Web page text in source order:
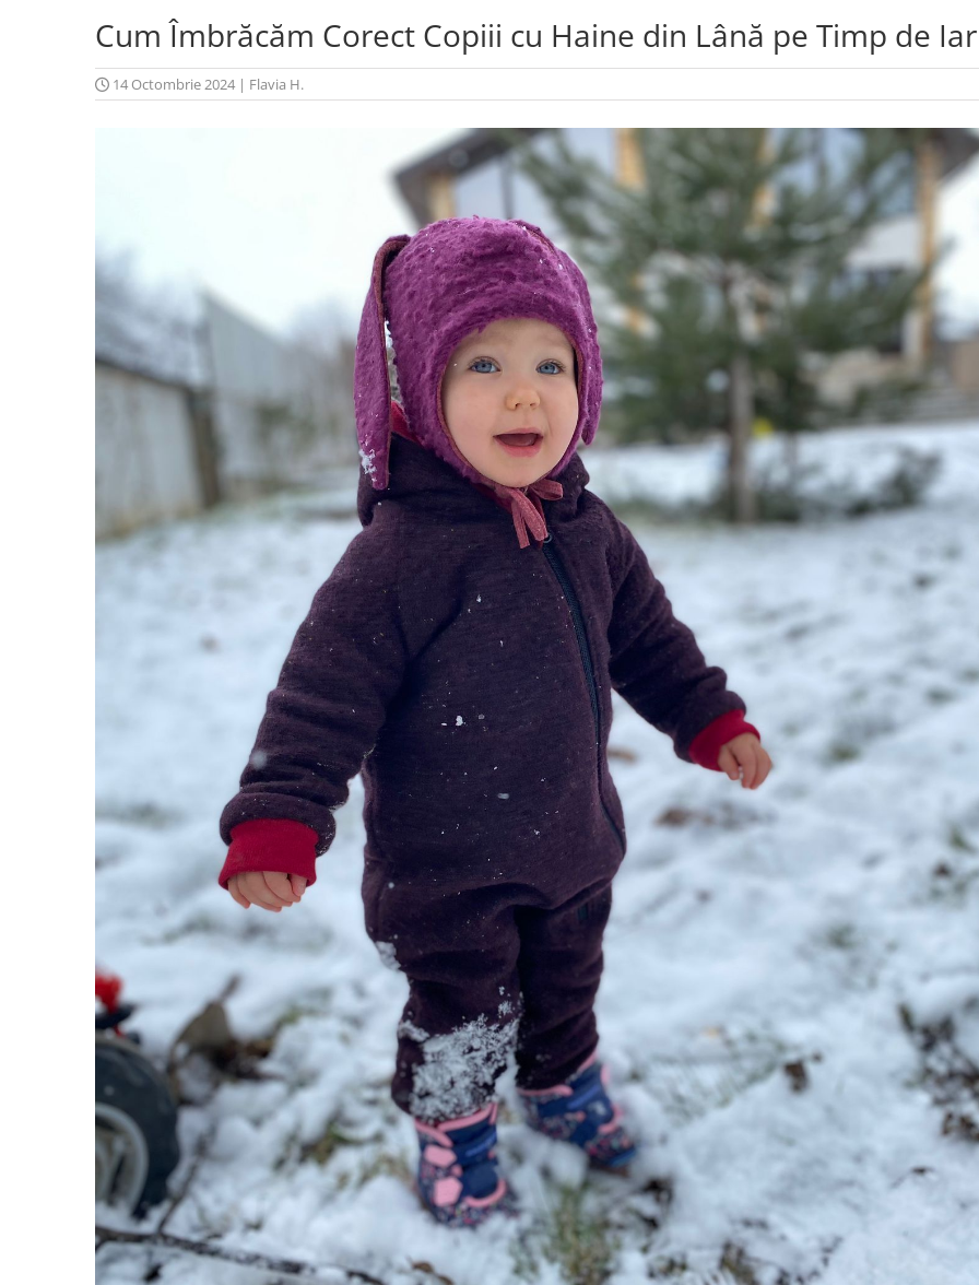
Cum Îmbrăcăm Corect Copiii cu Haine din Lână pe Timp de
14 Octombrie 2024 | Flavia H.